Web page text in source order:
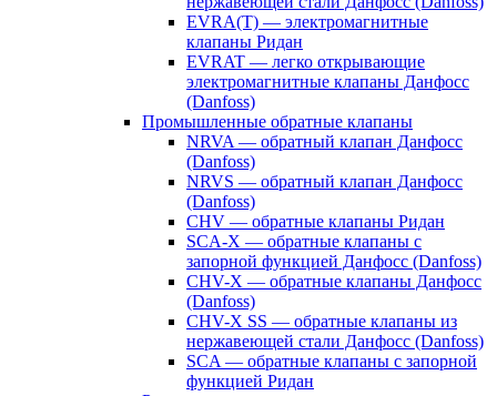
EVRA(T) — электромагнитные
клапаны Ридан
EVRAT — легко открывающие
электромагнитные клапаны Данфосс
(Danfoss)
Промышленные обратные клапаны
NRVA — обратный клапан Данфосс
(Danfoss)
NRVS — обратный клапан Данфосс
(Danfoss)
CHV — обратные клапаны Ридан
SCA-X — обратные клапаны с
запорной функцией Данфосс (Danfoss)
CHV-X — обратные клапаны Данфосс
(Danfoss)
CHV-X SS — обратные клапаны из
нержавеющей стали Данфосс (Danfoss)
SCA — обратные клапаны с запорной
функцией Ридан